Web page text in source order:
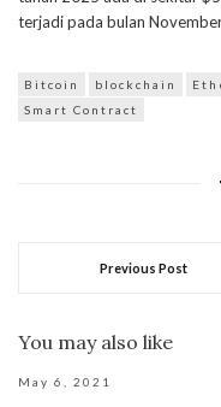
terjadi pada bulan
Bitcoin blockchain
Smart Contract
Previous Post
You may also like
May 6, 2021